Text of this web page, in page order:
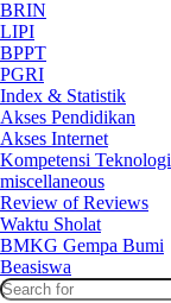
BRIN
LIPI
BPPT
PGRI
Index & Statistik
Akses Pendidikan
Akses Internet
Kompetensi Teknologi
miscellaneous
Review of Reviews
Waktu Sholat
BMKG Gempa Bumi
Beasiswa